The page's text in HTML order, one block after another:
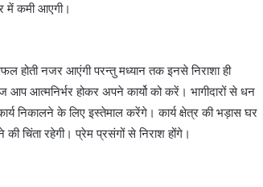
में कमी आएगी।
होती नजर आएंगी परन्तु मध्यान तक इनसे निराशा ही
आत्मनिर्भर होकर अपने कार्यो को करें। भागीदारों से धन
निकालने के लिए इस्तेमाल करेंगे। कार्य क्षेत्र की भड़ास घर
चिंता रहेगी। प्रेम प्रसंगों से निराश होंगे।